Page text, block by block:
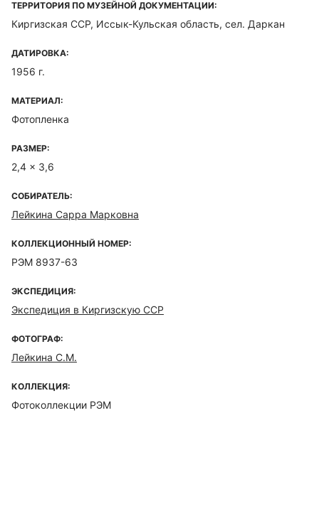
ТЕРРИТОРИЯ ПО МУЗЕЙНОЙ ДОКУМЕНТАЦИИ:
Киргизская ССР, Иссык-Кульская область, сел. Даркан
ДАТИРОВКА:
1956 г.
МАТЕРИАЛ:
Фотопленка
РАЗМЕР:
2,4 x 3,6
СОБИРАТЕЛЬ:
Лейкина Сарра Марковна
КОЛЛЕКЦИОННЫЙ НОМЕР:
РЭМ 8937-63
ЭКСПЕДИЦИЯ:
Экспедиция в Киргизскую ССР
ФОТОГРАФ:
Лейкина С.М.
КОЛЛЕКЦИЯ:
Фотоколлекции РЭМ